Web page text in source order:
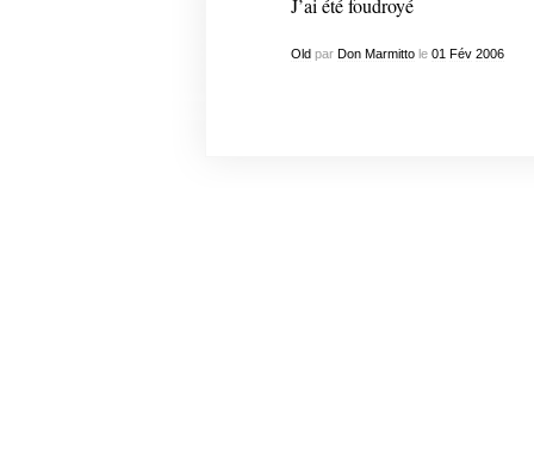
J’ai été foudroyé
Oldpar Don Marmittole 01 Fév 2006